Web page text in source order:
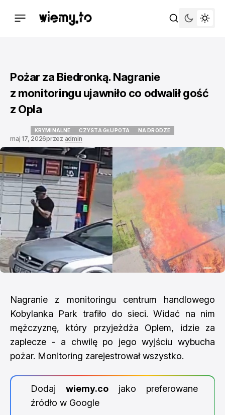
Pożar za Biedronką. Nagranie
z monitoringu ujawniło co odwalił gość
z Opla
KRYMINALNE CZYSTA GŁUPOTA NA DRODZE
maj 17, 2026przez admin
Nagranie z monitoringu centrum handlowego
Kobylanka Park trafiło do sieci. Widać na nim
mężczyznę, który przyjeżdża Oplem, idzie za
zaplecze - a chwilę po jego wyjściu wybucha
pożar. Monitoring zarejestrował wszystko.
Dodaj wiemy.cojako preferowane
źródło w Google